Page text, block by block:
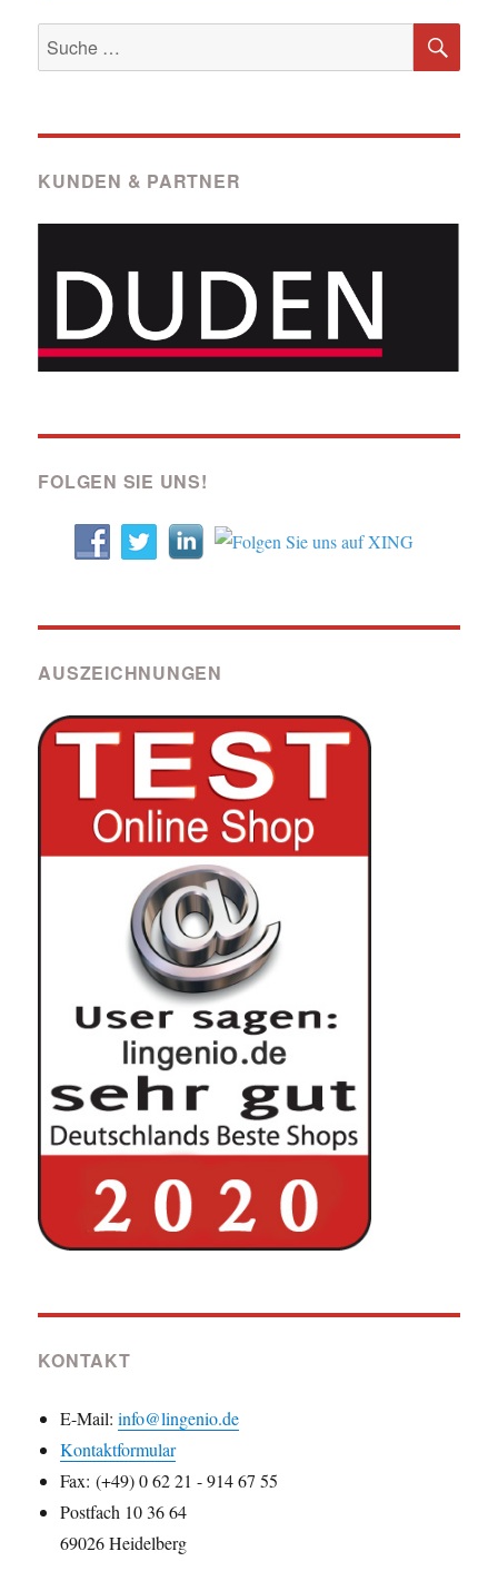
Suche
nach:
KUNDEN & PARTNER
FOLGEN SIE UNS!
AUSZEICHNUNGEN
KONTAKT
E-Mail:info@lingenio.de
Kontaktformular
Fax: (+49) 0 62 21 - 914 67 55
Postfach 10 36 64
69026 Heidelberg